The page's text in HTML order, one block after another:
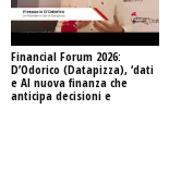
Financial Forum 2026:
D’Odorico (Datapizza), ‘dati
e AI nuova finanza che
anticipa decisioni e